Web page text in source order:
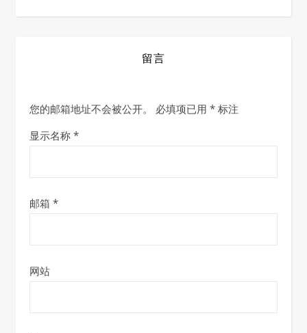
留言
您的邮箱地址不会被公开。 必填项已用 * 标注
显示名称 *
邮箱 *
网站